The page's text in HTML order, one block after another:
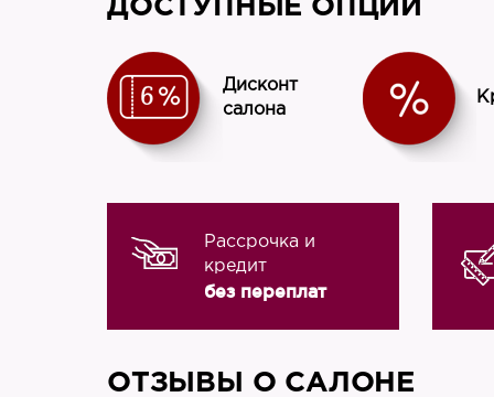
ДОСТУПНЫЕ ОПЦИИ
Дисконт
салона
Рассрочка и
кредит
без переплат
ОТЗЫВЫ О САЛОНЕ